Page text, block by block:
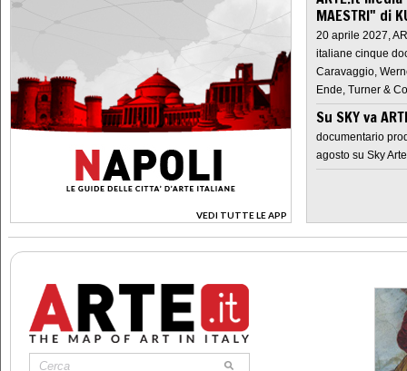
VEDI TUTTE LE APP
>
MAESTRI" di
20 aprile 2027,
italiane cinque
Caravaggio,
Ende, Turner &
Su SKY va
documentario
agosto su Sky Arte